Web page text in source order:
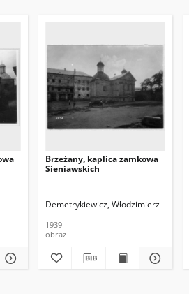
Brzeżany, kaplica zamkowa
Sieniawskich
Demetrykiewicz, Włodzimierz
1939
obraz